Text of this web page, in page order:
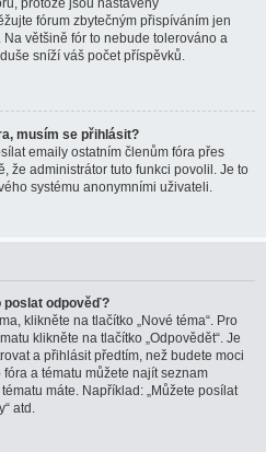
protože jsou nastaveny
fórum zbytečným přispíváním jen
většině fór to nebude tolerováno a
sníží váš počet příspěvků.
musím se přihlásit?
emaily ostatním členům fóra přes
že administrátor tuto funkci povolil. Je to
systému anonymními uživateli.
poslat odpověď?
klikněte na tlačítko „Nové téma“. Pro
klikněte na tlačítko „Odpovědět“. Je
a přihlásit předtím, než budete moci
a tématu můžete najít seznam
máte. Například: „Můžete posílat
atd.